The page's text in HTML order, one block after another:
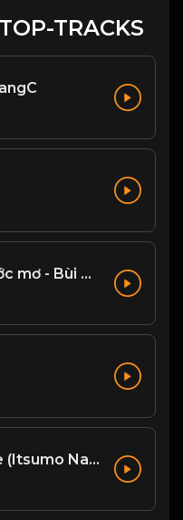
TRACKS
Yêu người có ước mơ - Bùi Trường Linh
Always with Me (Itsumo Nando Demo)